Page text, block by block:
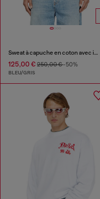
Sweat à capuche en coton avec impression numérique
125,00 € 250,00 €-50%
BLEU/GRIS